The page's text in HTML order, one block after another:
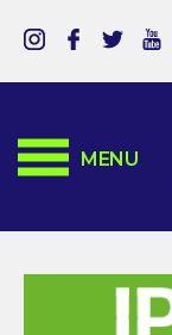
MENU